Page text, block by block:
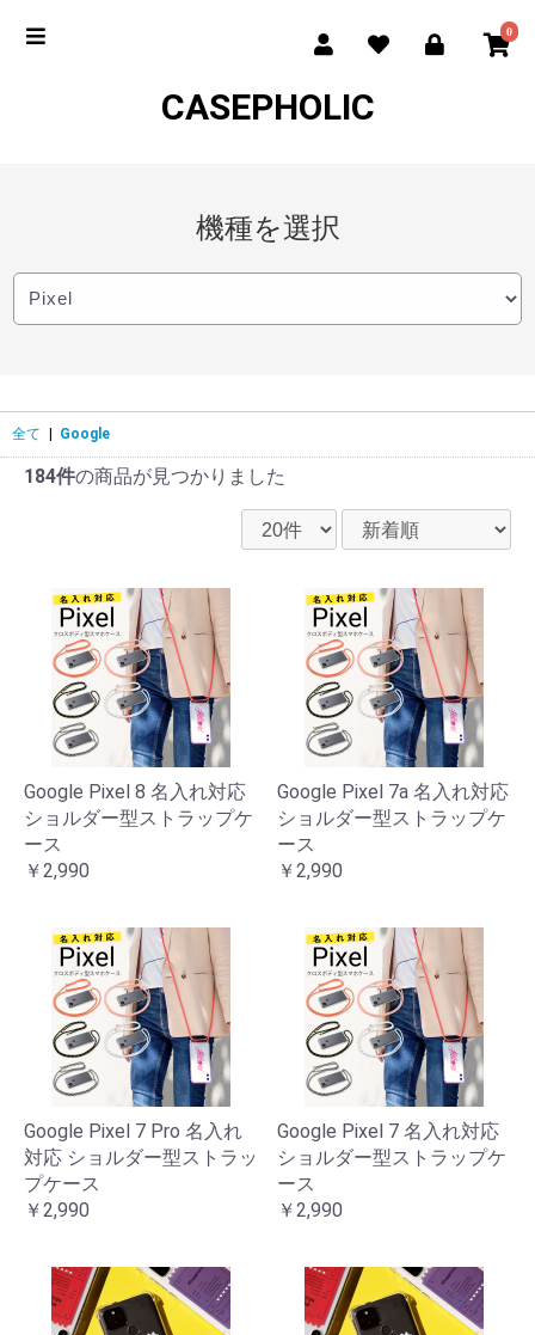
0
CASEPHOLIC
機種を選択
全て | Google
184件の商品が見つかりました
Google Pixel 8 名入れ対応
ショルダー型ストラップケ
ース
￥2,990
Google Pixel 7a 名入れ対応
ショルダー型ストラップケ
ース
￥2,990
Google Pixel 7 Pro 名入れ
対応 ショルダー型ストラッ
プケース
￥2,990
Google Pixel 7 名入れ対応
ショルダー型ストラップケ
ース
￥2,990